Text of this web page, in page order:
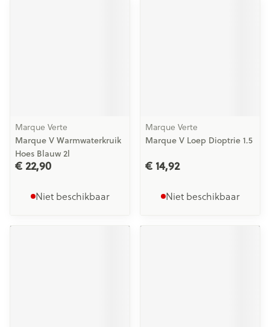
Marque Verte
Marque V Warmwaterkruik
Hoes Blauw 2l
€ 22,90
Niet beschikbaar
Marque Verte
Marque V Loep Dioptrie 1.5
€ 14,92
Niet beschikbaar